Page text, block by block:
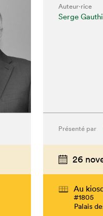
Auteur·rice
Serge
Présenté par
26
Au
#1805
Palais